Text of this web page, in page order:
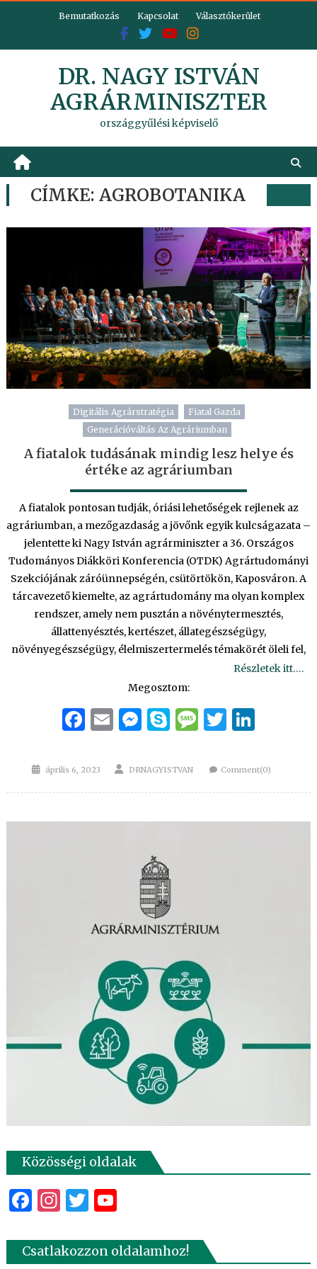
Bemutatkozás Kapcsolat Választókerület
DR. NAGY ISTVÁN
AGRÁRMINISZTER
országgyűlési képviselő
CÍMKE: AGROBOTANIKA
Digitális Agrárstratégia
Fiatal Gazda
Generációváltás Az Agráriumban
A fiatalok tudásának mindig lesz helye és
értéke az agráriumban
A fiatalok pontosan tudják, óriási lehetőségek rejlenek az
agráriumban, a mezőgazdaság a jövőnk egyik kulcságazata –
jelentette ki Nagy István agrárminiszter a 36. Országos
Tudományos Diákköri Konferencia (OTDK) Agrártudományi
Szekciójának záróünnepségén, csütörtökön, Kaposváron. A
tárcavezető kiemelte, az agrártudomány ma olyan komplex
rendszer, amely nem pusztán a növénytermesztés,
állattenyésztés, kertészet, állategészségügy,
növényegészségügy, élelmiszertermelés témakörét öleli fel,
Részletek itt….
Megosztom:
Facebook
EmailMessenger
Skype
Message
Twitter
Posted
április 6, 2023 Author
DRNAGYISTVAN Comment(0)
Közösségi oldalak
Facebook
Instagram
Twitter
YouTube
Csatlakozzon oldalamhoz!